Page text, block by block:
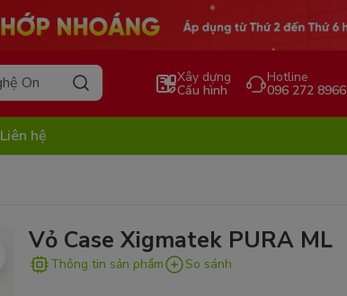
Xây dựng
Cấu hình
Hotline
096 272 8966
Liên hệ
Vỏ Case Xigmatek PURA ML
Thông tin sản phẩm So sánh